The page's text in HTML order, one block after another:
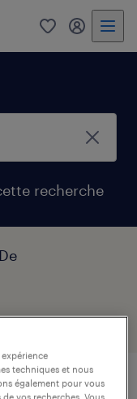
0 my
recherche
engins tp
techniques et nous
également pour vous
vos recherches. Vous